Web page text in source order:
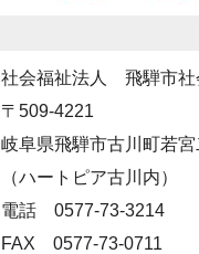
社会福祉法人 飛騨市社
〒509-4221
岐阜県飛騨市古川町若
（ハートピア古川内）
電話 0577-73-3214
FAX 0577-73-0711